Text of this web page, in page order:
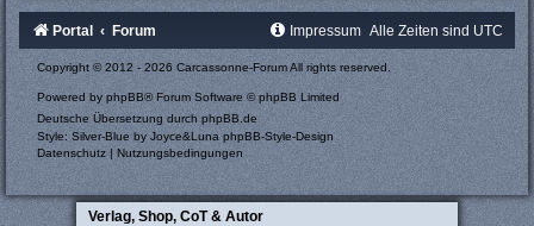
Portal Forum Alle Zeiten sind UTC
Impressum
Copyright © 2012 - 2026 Carcassonne-Forum All rights reserved.
Powered byphpBB® Forum Software © phpBB Limited
Deutsche Übersetzung durch phpBB.de
Style: Silver-Blue by Joyce&LunaphpBB-Style-Design
Datenschutz |Nutzungsbedingungen
Verlag, Shop, CoT & Autor